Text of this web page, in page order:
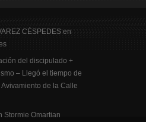
CÉSPEDES en
del discipulado +
– Llegó el tiempo de
Avivamiento de la Calle
Stormie Omartian